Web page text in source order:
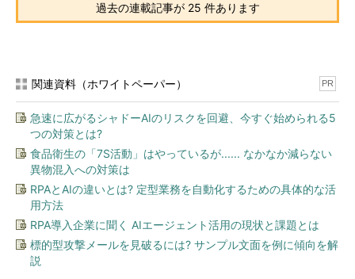
過去の連載記事が 25 件あります
関連資料（ホワイトペーパー） PR
急速に広がるシャドーAIのリスクを回避、今すぐ始められる5
つの対策とは?
食品衛生の「7S活動」はやっているが...... なかなか減らない
異物混入への対策は
RPAとAIの違いとは? 定型業務を自動化するための具体的な活
用方法
RPA導入企業に聞く AIエージェント活用の現状と課題とは
標的型攻撃メールを見破るには? サンプル文面を例に傾向を解
説